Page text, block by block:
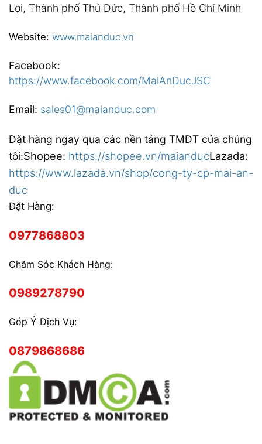
Lợi, Thành phố Thủ Đức, Thành phố Hồ Chí Minh
Website: www.maianduc.vn
Facebook:
https://www.facebook.com/MaiAnDucJSC
Email: sales01@maianduc.com
Đặt hàng ngay qua các nền tảng TMĐT của chúng
tôi:Shopee: https://shopee.vn/maianducLazada:
https://www.lazada.vn/shop/cong-ty-cp-mai-an-
duc
Đặt Hàng:
0977868803
Chăm Sóc Khách Hàng:
0989278790
Góp Ý Dịch Vụ:
0879868686